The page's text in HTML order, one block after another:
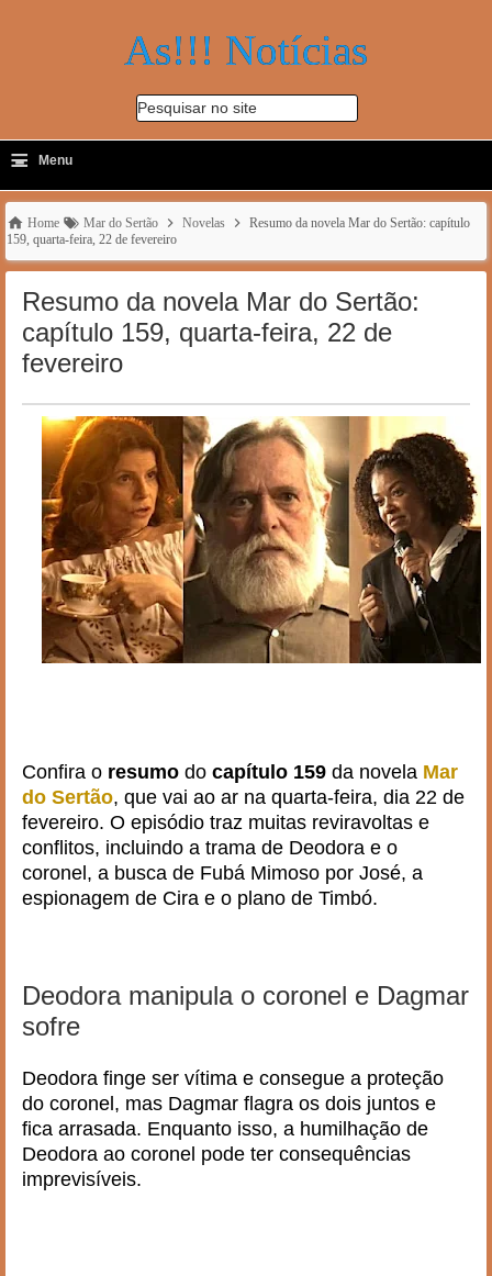
As!!! Notícias
Pesquisar no site
-
≡ Menu
Home Mar do Sertão Novelas
Resumo da novela Mar do Sertão: capítulo
159, quarta-feira, 22 de fevereiro
Resumo da novela Mar do Sertão:
capítulo 159, quarta-feira, 22 de
fevereiro
Confira o resumo do capítulo 159 da novela Mar
do Sertão, que vai ao ar na quarta-feira, dia 22 de
fevereiro. O episódio traz muitas reviravoltas e
conflitos, incluindo a trama de Deodora e o
coronel, a busca de Fubá Mimoso por José, a
espionagem de Cira e o plano de Timbó.
Deodora manipula o coronel e Dagmar
sofre
Deodora finge ser vítima e consegue a proteção
do coronel, mas Dagmar flagra os dois juntos e
fica arrasada. Enquanto isso, a humilhação de
Deodora ao coronel pode ter consequências
imprevisíveis.